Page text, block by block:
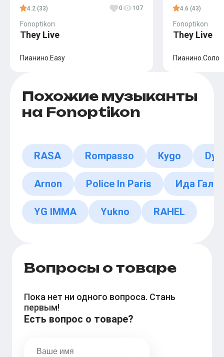
4.2 (33) 0 107
Fonoptikon
They Live
Пианино.Easy
4.6 (43)
Fonoptikon
They Live
Пианино.Соло
Похожие музыканты
на Fonoptikon
RASA Rompasso Kygo
Arnon Police In Paris Ида Галич
YG IMMA Yukno RAHEL
Вопросы о товаре
Пока нет ни одного вопроса. Стань
первым!
Есть вопрос о товаре?